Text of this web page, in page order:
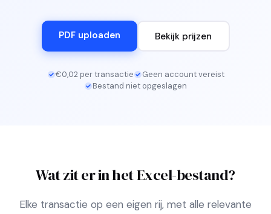
PDF uploaden Bekijk prijzen
€0,02 per transactie
Geen account vereist
Bestand niet opgeslagen
Wat zit er in het Excel-bestand?
Elke transactie op een eigen rij, met alle relevante